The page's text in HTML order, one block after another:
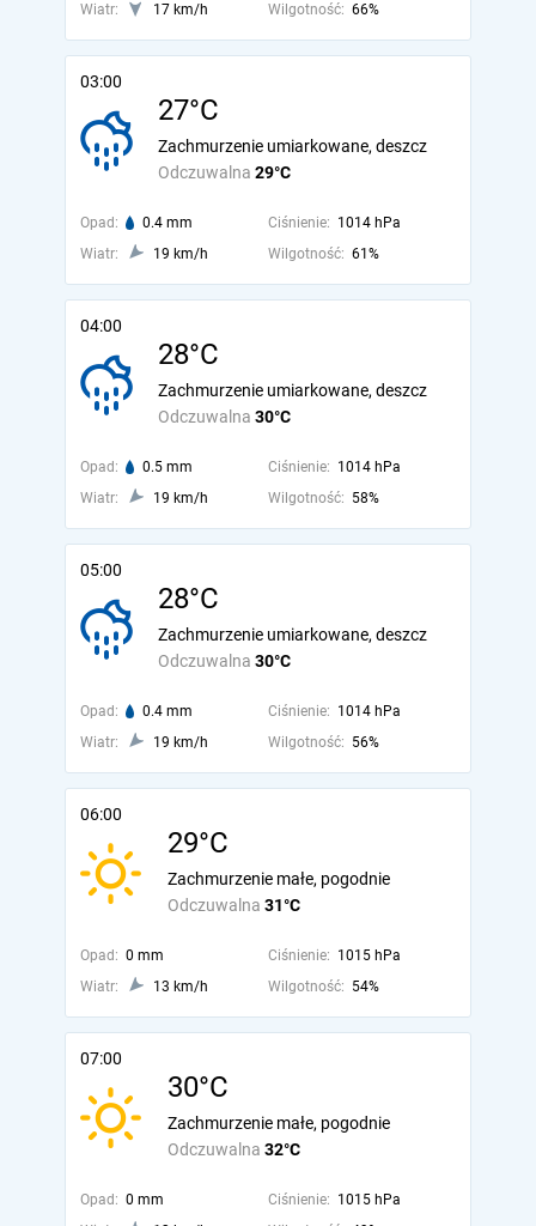
Wiatr:
17 km/h Wilgotność: 66%
03:00
27°C
Odczuwalna 29°C
Zachmurzenie umiarkowane, deszcz
Opad: 0.4 mm Ciśnienie: 1014 hPa
Wiatr:
19 km/h Wilgotność: 61%
04:00
28°C
Odczuwalna 30°C
Zachmurzenie umiarkowane, deszcz
Opad: 0.5 mm Ciśnienie: 1014 hPa
Wiatr:
19 km/h Wilgotność: 58%
05:00
28°C
Odczuwalna 30°C
Zachmurzenie umiarkowane, deszcz
Opad: 0.4 mm Ciśnienie: 1014 hPa
Wiatr:
19 km/h Wilgotność: 56%
06:00
29°C
Odczuwalna 31°C
Zachmurzenie małe, pogodnie
Opad: 0 mm Ciśnienie: 1015 hPa
Wiatr:
13 km/h Wilgotność: 54%
07:00
30°C
Odczuwalna 32°C
Zachmurzenie małe, pogodnie
Opad: 0 mm Ciśnienie: 1015 hPa